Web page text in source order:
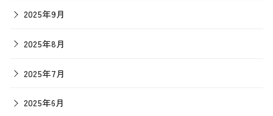
2025年9月
2025年8月
2025年7月
2025年6月